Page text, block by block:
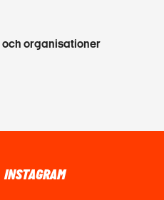
organisationer
INSTAGRAM